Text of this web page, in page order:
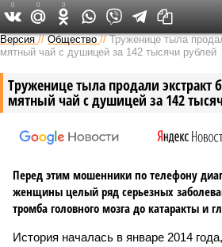
Версия на Неве
Версия //Общество //Труженице тыла
мятный чай с душицей за 142 тысячи рублей
Труженице тыла продали
мятный чай с душицей за 142
Перед этим мошенники по телефону
женщины целый ряд серьезных
тромба головного мозга до катаракты и
История началась в январе 2014
0 0 0